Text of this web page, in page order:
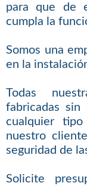
para que de
cumpla la
Somos una
en la
Todas
fabricadas sin
cualquier
nuestro
seguridad de
Solicite